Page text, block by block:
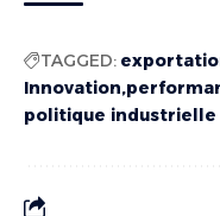
TAGGED:
Innovation
politique industrielle